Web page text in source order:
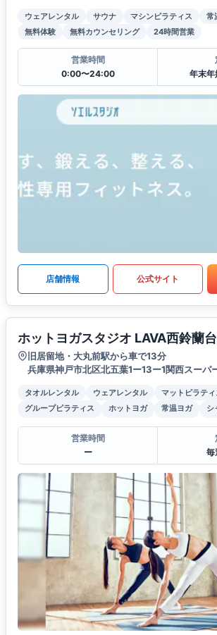
ウェアレンタル サウナ マシンピラティス 常
無料体験
無料カウンセリング 24時間営業
営業時間
0:00〜24:00
年末年
店舗情報 公式サイト
ホットヨガスタジオ LAVA西鈴蘭
旧居留地・大丸前駅から車で13分
兵庫県神戸市北区北五葉1ー13ー1関西スーパ
タオルレンタル ウェアレンタル
マットピラティ
グループピラティス
ホットヨガ 常温ヨガ シ
営業時間
ー
毎